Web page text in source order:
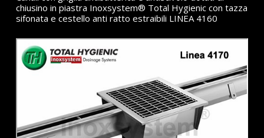
chiusino in piastra Inoxsystem® Total Hygienic con tazza
sifonata e cestello anti ratto estraibili LINEA 4160